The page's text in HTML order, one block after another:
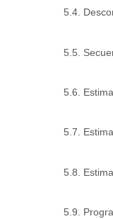
5.4.
5.5.
5.6.
5.7.
5.8.
5.9.